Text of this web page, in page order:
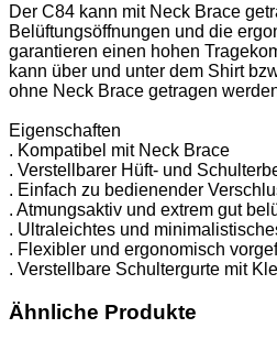
Der C84 kann mit Neck Brace
Belüftungsöffnungen und die
garantieren einen hohen
kann über und unter dem Shirt
ohne Neck Brace getragen
Eigenschaften
. Kompatibel mit Neck Brace
. Verstellbarer Hüft- und
. Einfach zu bedienender
. Atmungsaktiv und extrem gut
. Ultraleichtes und
. Flexibler und ergonomisch
. Verstellbare Schultergurte mit
Ähnliche Produkte